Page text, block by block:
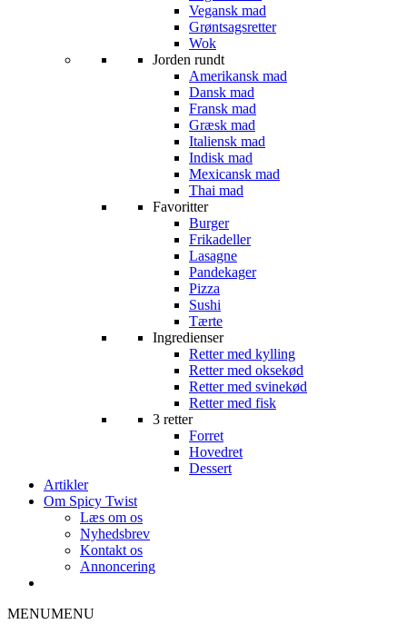
Vegansk mad
Grøntsagsretter
Wok
Jorden rundt
Amerikansk mad
Dansk mad
Fransk mad
Græsk mad
Italiensk mad
Indisk mad
Mexicansk mad
Thai mad
Favoritter
Burger
Frikadeller
Lasagne
Pandekager
Pizza
Sushi
Tærte
Ingredienser
Retter med kylling
Retter med oksekød
Retter med svinekød
Retter med fisk
3 retter
Forret
Hovedret
Dessert
Artikler
Om Spicy Twist
Læs om os
Nyhedsbrev
Kontakt os
Annoncering
MENUMENU